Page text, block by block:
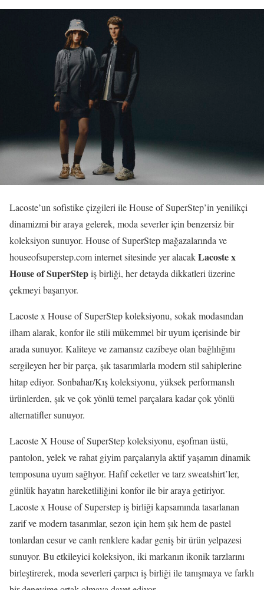
Lacoste’un sofistike çizgileri ile House of SuperStep’in yenilikçi
dinamizmi bir araya gelerek, moda severler için benzersiz bir
koleksiyon sunuyor. House of SuperStep mağazalarında ve
houseofsuperstep.com internet sitesinde yer alacakLacoste x
House of SuperStepiş birliği, her detayda dikkatleri üzerine
çekmeyi başarıyor.
Lacoste x House of SuperStep koleksiyonu, sokak modasından
ilham alarak, konfor ile stili mükemmel bir uyum içerisinde bir
arada sunuyor. Kaliteye ve zamansız cazibeye olan bağlılığını
sergileyen her bir parça, şık tasarımlarla modern stil sahiplerine
hitap ediyor. Sonbahar/Kış koleksiyonu, yüksek performanslı
ürünlerden, şık ve çok yönlü temel parçalara kadar çok yönlü
alternatifler sunuyor.
Lacoste X House of SuperStep koleksiyonu, eşofman üstü,
pantolon, yelek ve rahat giyim parçalarıyla aktif yaşamın dinamik
temposuna uyum sağlıyor. Hafif ceketler ve tarz sweatshirt’ler,
günlük hayatın hareketliliğini konfor ile bir araya getiriyor.
Lacoste x House of Superstep iş birliği kapsamında tasarlanan
zarif ve modern tasarımlar, sezon için hem şık hem de pastel
tonlardan cesur ve canlı renklere kadar geniş bir ürün yelpazesi
sunuyor. Bu etkileyici koleksiyon, iki markanın ikonik tarzlarını
birleştirerek, moda severleri çarpıcı iş birliği ile tanışmaya ve farklı